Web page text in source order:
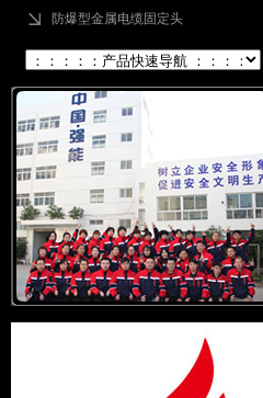
防爆型金属电缆固定头